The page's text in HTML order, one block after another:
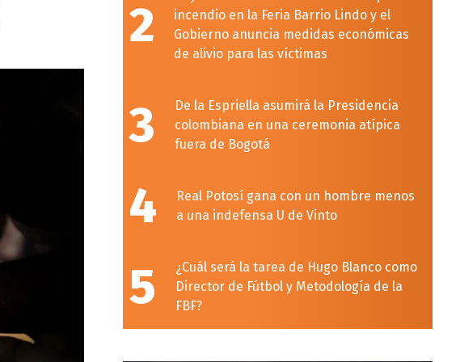
2
incendio en la Feria Barrio Lindo y el
Gobierno anuncia medidas económicas
de alivio para las víctimas
3
De la Espriella asumirá la Presidencia
colombiana en una ceremonia atípica
fuera de Bogotá
4
Real Potosí gana con un hombre menos
a una indefensa U de Vinto
5
¿Cuál será la tarea de Hugo Blanco como
Director de Fútbol y Metodología de la
FBF?